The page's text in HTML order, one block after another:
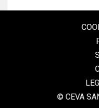
© CEVA